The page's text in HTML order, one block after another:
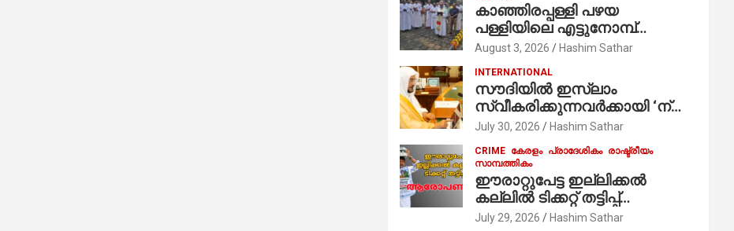
കാഞ്ഞിരപ്പള്ളി പഴയ
പള്ളിയിലെ എട്ടുനോമ്പ്
ആചരണത്തിന്റെ ഭാഗമായുള്ള
ആർച്ച് പ്രീസ്റ്റ് വെരി. റവ.ഫാ.
കുര്യൻ താമരശ്ശേരി
നിർവഹിക്കുന്നു.
August 3, 2026 Hashim Sathar
INTERNATIONAL
സൗദിയില്‍ ഇസ്‌ലാം
സ്വീകരിക്കുന്നവര്‍ക്കായി ‘ന്യൂ
മുസ്ലിം’ ഡിജിറ്റല്‍ കാര്‍ഡ്
സേവനം ആരംഭിച്ചു
July 30, 2026 Hashim Sathar
CRIME കേരളം പ്രാദേശികം രാഷ്ട്രീയം
സാമ്പത്തികം
ഈരാറ്റുപേട്ട ഇല്ലിക്കൽ
കല്ലിൽ ടിക്കറ്റ് തട്ടിപ്പ്
ആരോപണം;
July 29, 2026 Hashim Sathar